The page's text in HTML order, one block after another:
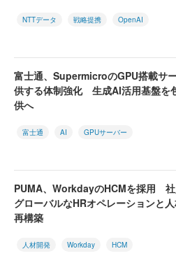
NTTデータ 戦略提携 OpenAI
富士通、SupermicroのGPU搭載サ
供する体制強化 生成AI活用基盤を
供へ
富士通 AI GPUサーバー
PUMA、WorkdayのHCMを採用
グローバルなHRオペレーションと
再構築
人材開発 Workday HCM